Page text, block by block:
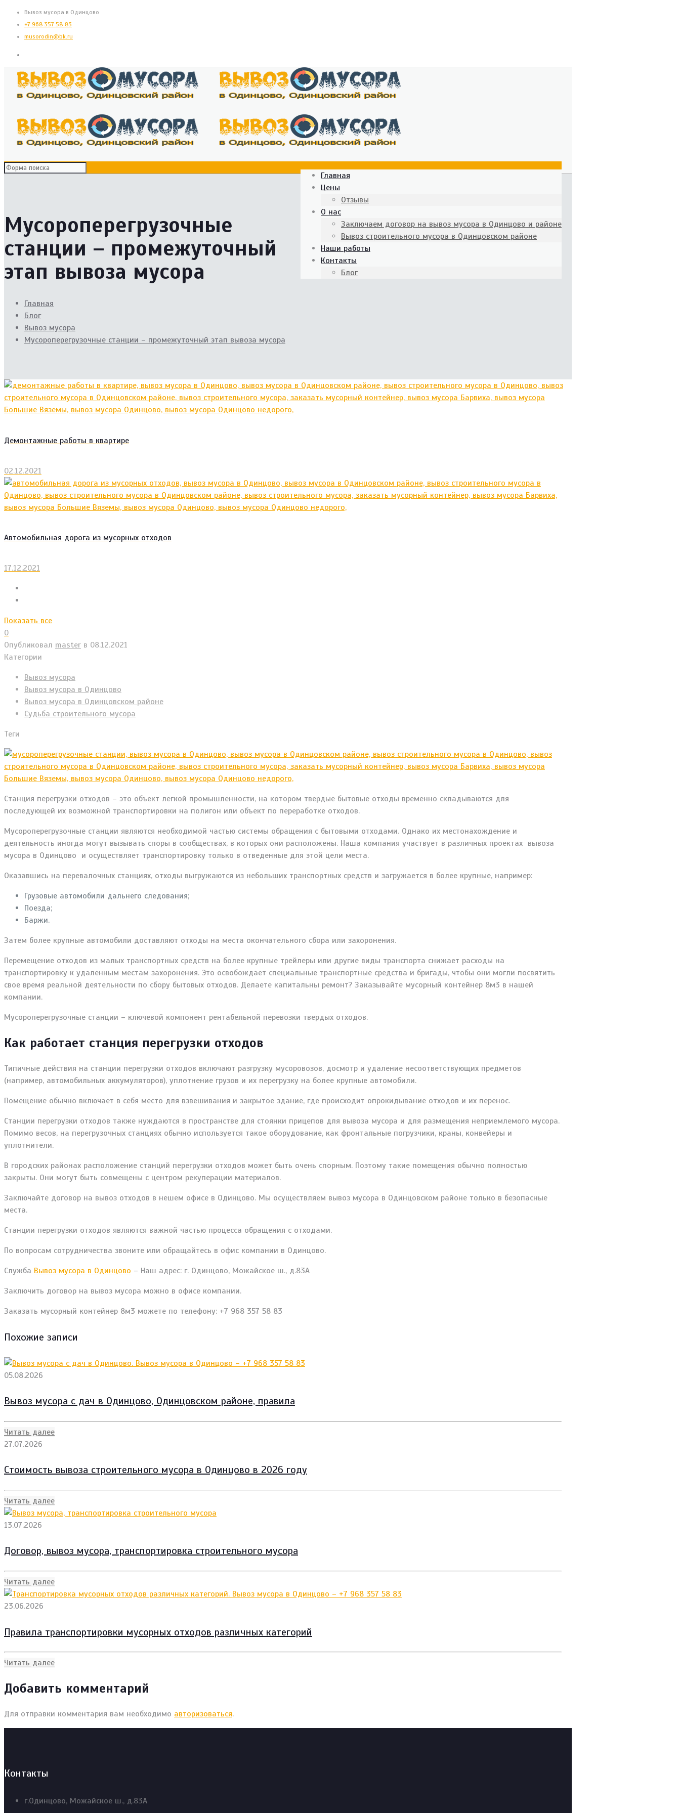
Вывоз мусора в Одинцово
+7 968 357 58 83
musorodin@bk.ru
Главная
Цены
Отзывы
О нас
Заключаем договор на вывоз мусора в Одинцово и районе
Вывоз строительного мусора в Одинцовском районе
Наши работы
Контакты
Блог
Мусороперегрузочные
станции – промежуточный
этап вывоза мусора
Главная
Блог
Вывоз мусора
Мусороперегрузочные станции – промежуточный этап вывоза мусора
Демонтажные работы в квартире
02.12.2021
Автомобильная дорога из мусорных отходов
17.12.2021
Показать все
0
Опубликовал master в 08.12.2021
Категории
Вывоз мусора
Вывоз мусора в Одинцово
Вывоз мусора в Одинцовском районе
Судьба строительного мусора
Теги
Станция перегрузки отходов – это объект легкой промышленности, на котором твердые бытовые отходы временно складываются для
последующей их возможной транспортировки на полигон или объект по переработке отходов.
Мусороперегрузочные станции являются необходимой частью системы обращения с бытовыми отходами. Однако их местонахождение и
деятельность иногда могут вызывать споры в сообществах, в которых они расположены. Наша компания участвует в различных проектах вывоза
мусора в Одинцово и осуществляет транспортировку только в отведенные для этой цели места.
Оказавшись на перевалочных станциях, отходы выгружаются из небольших транспортных средств и загружается в более крупные, например:
Грузовые автомобили дальнего следования;
Поезда;
Баржи.
Затем более крупные автомобили доставляют отходы на места окончательного сбора или захоронения.
Перемещение отходов из малых транспортных средств на более крупные трейлеры или другие виды транспорта снижает расходы на
транспортировку к удаленным местам захоронения. Это освобождает специальные транспортные средства и бригады, чтобы они могли посвятить
свое время реальной деятельности по сбору бытовых отходов. Делаете капитальны ремонт? Заказывайте мусорный контейнер 8м3 в нашей
компании.
Мусороперегрузочные станции – ключевой компонент рентабельной перевозки твердых отходов.
Как работает станция перегрузки отходов
Типичные действия на станции перегрузки отходов включают разгрузку мусоровозов, досмотр и удаление несоответствующих предметов
(например, автомобильных аккумуляторов), уплотнение грузов и их перегрузку на более крупные автомобили.
Помещение обычно включает в себя место для взвешивания и закрытое здание, где происходит опрокидывание отходов и их перенос.
Станции перегрузки отходов также нуждаются в пространстве для стоянки прицепов для вывоза мусора и для размещения неприемлемого мусора.
Помимо весов, на перегрузочных станциях обычно используется такое оборудование, как фронтальные погрузчики, краны, конвейеры и
уплотнители.
В городских районах расположение станций перегрузки отходов может быть очень спорным. Поэтому такие помещения обычно полностью
закрыты. Они могут быть совмещены с центром рекуперации материалов.
Заключайте договор на вывоз отходов в нешем офисе в Одинцово. Мы осуществляем вывоз мусора в Одинцовском районе только в безопасные
места.
Станции перегрузки отходов являются важной частью процесса обращения с отходами.
По вопросам сотрудничества звоните или обращайтесь в офис компании в Одинцово.
Служба Вывоз мусора в Одинцово – Наш адрес: г. Одинцово, Можайское ш., д.83А
Заключить договор на вывоз мусора можно в офисе компании.
Заказать мусорный контейнер 8м3 можете по телефону: +7 968 357 58 83
Похожие записи
05.08.2026
Вывоз мусора с дач в Одинцово, Одинцовском районе, правила
Читать далее
27.07.2026
Стоимость вывоза строительного мусора в Одинцово в 2026 году
Читать далее
13.07.2026
Договор, вывоз мусора, транспортировка строительного мусора
Читать далее
23.06.2026
Правила транспортировки мусорных отходов различных категорий
Читать далее
Добавить комментарий
Для отправки комментария вам необходимо авторизоваться.
Контакты
г.Одинцово, Можайское ш., д.83А